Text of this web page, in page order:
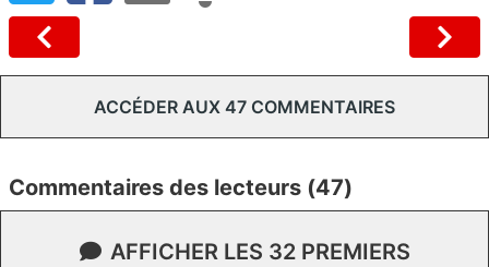
ACCÉDER AUX 47 COMMENTAIRES
Commentaires des lecteurs (47)
AFFICHER LES 32 PREMIERS